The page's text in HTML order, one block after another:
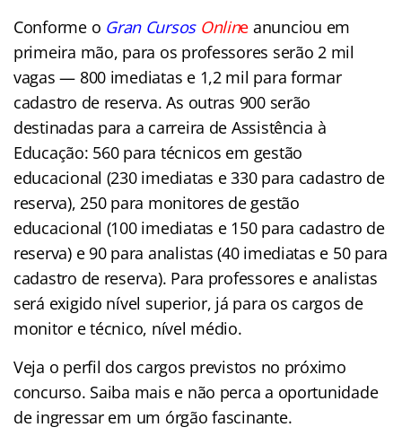
Conforme o Gran Cursos Online anunciou em
primeira mão, para os professores serão 2 mil
vagas — 800 imediatas e 1,2 mil para formar
cadastro de reserva. As outras 900 serão
destinadas para a carreira de Assistência à
Educação: 560 para técnicos em gestão
educacional (230 imediatas e 330 para cadastro de
reserva), 250 para monitores de gestão
educacional (100 imediatas e 150 para cadastro de
reserva) e 90 para analistas (40 imediatas e 50 para
cadastro de reserva). Para professores e analistas
será exigido nível superior, já para os cargos de
monitor e técnico, nível médio.
Veja o perfil dos cargos previstos no próximo
concurso. Saiba mais e não perca a oportunidade
de ingressar em um órgão fascinante.